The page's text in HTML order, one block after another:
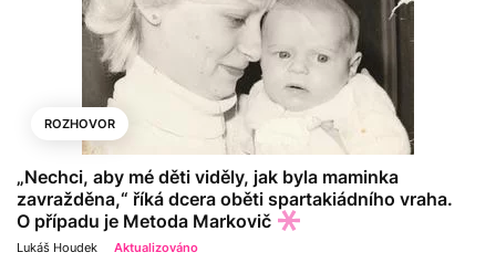
ROZHOVOR
„Nechci, aby mé děti viděly, jak byla maminka
zavražděna,“ říká dcera oběti spartakiádního vraha.
O případu je Metoda Markovič
Lukáš Houdek Aktualizováno